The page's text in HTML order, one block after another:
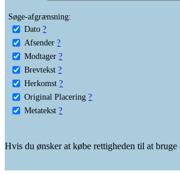
Søge-afgrænsning:
Dato ?
Afsender ?
Modtager ?
Brevtekst ?
Herkomst ?
Original Placering ?
Metatekst ?
Hvis du ønsker at købe rettigheden til at bruge